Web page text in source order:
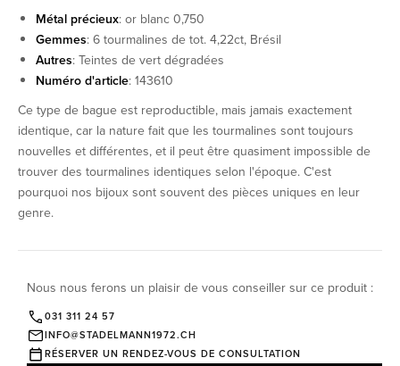
Métal précieux: or blanc 0,750
Gemmes: 6 tourmalines de tot. 4,22ct, Brésil
Autres: Teintes de vert dégradées
Numéro d'article: 143610
Ce type de bague est reproductible, mais jamais exactement
identique, car la nature fait que les tourmalines sont toujours
nouvelles et différentes, et il peut être quasiment impossible de
trouver des tourmalines identiques selon l'époque. C'est
pourquoi nos bijoux sont souvent des pièces uniques en leur
genre.
Nous nous ferons un plaisir de vous conseiller sur ce produit :
031 311 24 57
INFO@STADELMANN1972.CH
RÉSERVER UN RENDEZ-VOUS DE CONSULTATION